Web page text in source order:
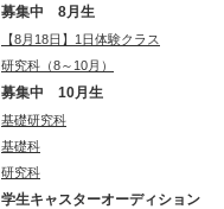
募集中 8月生
【8月18日】1日体験クラス
研究科（8～10月）
募集中 10月生
基礎研究科
基礎科
研究科
学生キャスターオーディション